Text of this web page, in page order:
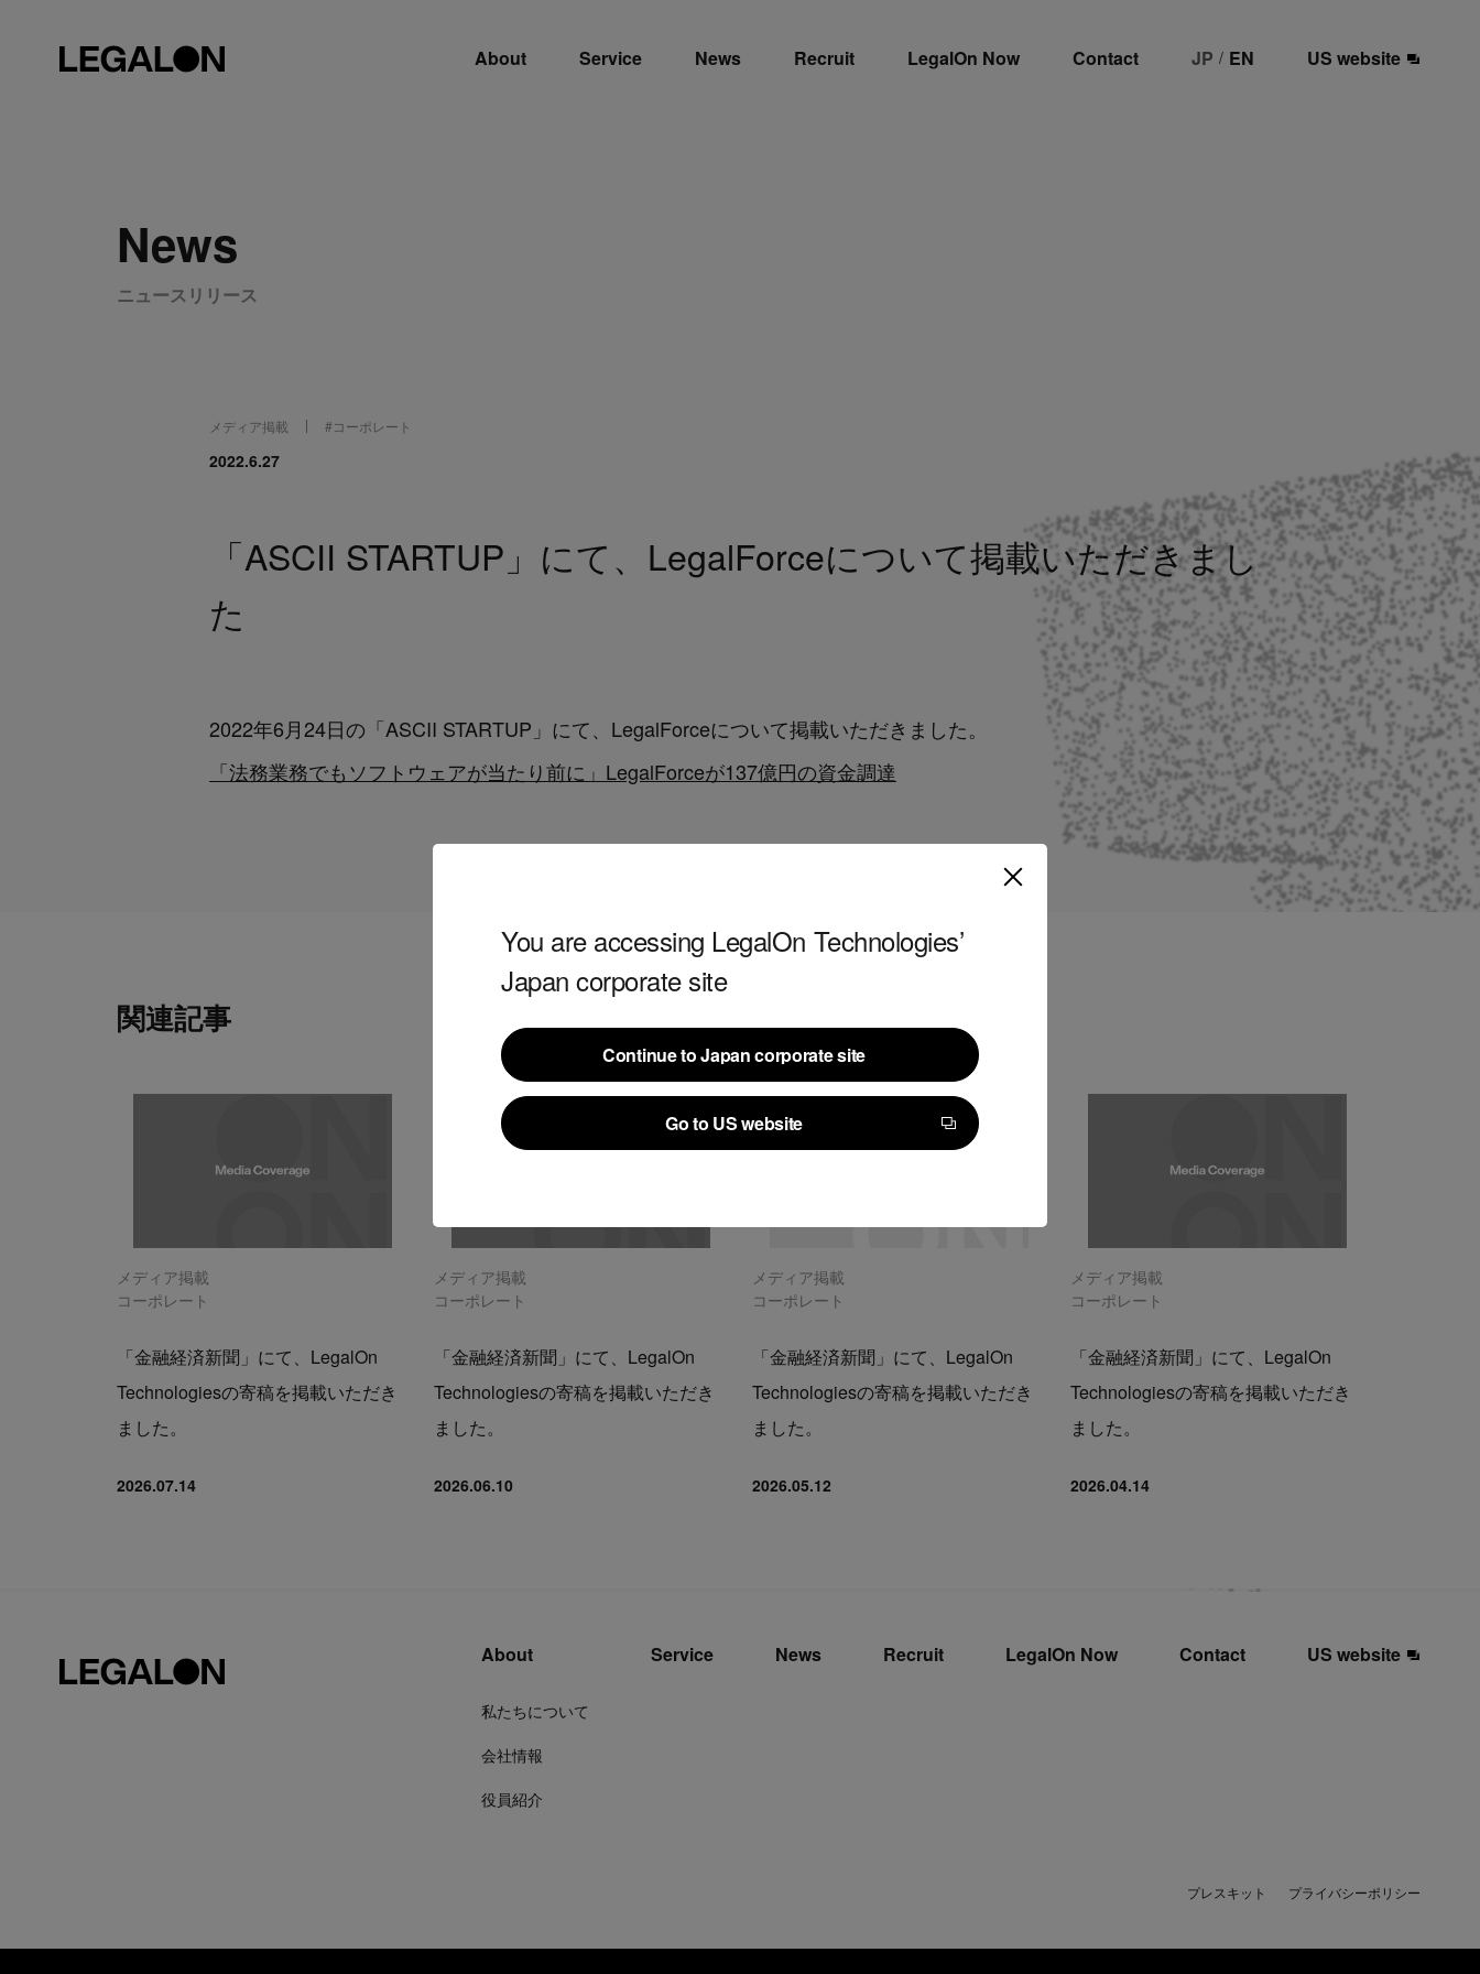
About Service News Recruit LegalOn Now Contact JP / EN US website
You are accessing LegalOn Technologies’
Japan corporate site
Continue to Japan corporate site
Continue to Japan corporate site
Go to US website
Go to US website
News
ニュースリリース
メディア掲載 #コーポレート
2022.6.27
「ASCII STARTUP」にて、LegalForceについて掲載いただきまし
た
2022年6月24日の「ASCII STARTUP」にて、LegalForceについて掲載いただきました。
「法務業務でもソフトウェアが当たり前に」LegalForceが137億円の資金調達
関連記事
メディア掲載
コーポレート
「金融経済新聞」にて、LegalOn
Technologiesの寄稿を掲載いただき
ました。
2026.07.14
メディア掲載
コーポレート
「金融経済新聞」にて、LegalOn
Technologiesの寄稿を掲載いただき
ました。
2026.06.10
メディア掲載
コーポレート
「金融経済新聞」にて、LegalOn
Technologiesの寄稿を掲載いただき
ました。
2026.05.12
メディア掲載
コーポレート
「金融経済新聞」にて、LegalOn
Technologiesの寄稿を掲載いただき
ました。
2026.04.14
About
私たちについて
会社情報
役員紹介
Service News Recruit LegalOn Now Contact US website
プレスキット プライバシーポリシー